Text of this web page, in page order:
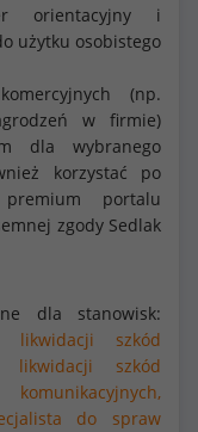
orientacyjny i
użytku osobistego
(np.
w firmie)
dla wybranego
korzystać po
portalu
zgody Sedlak
dla stanowisk:
likwidacji szkód
likwidacji szkód
do spraw